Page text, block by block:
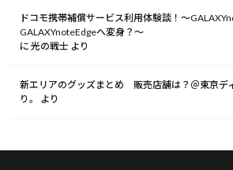
ドコモ携帯補償サービス利用体験談！～
GALAXYnoteEdgeへ変身？～
に 光の戦士 より
新エリアのグッズまとめ 販売店舗は？＠東京デ
り。
より